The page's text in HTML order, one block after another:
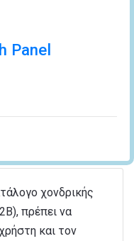
Panel
χονδρικής
πρέπει να
και τον